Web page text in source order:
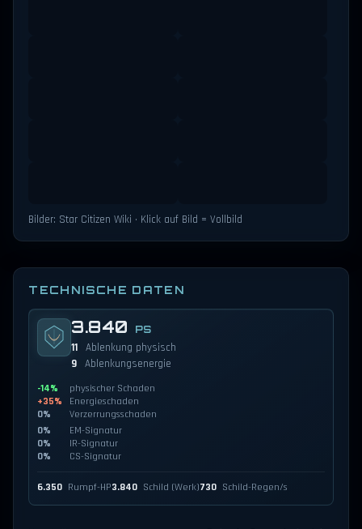
Bilder: Star Citizen Wiki · Klick auf Bild = Vollbild
TECHNISCHE DATEN
3.840 PS
11 Ablenkung physisch
9 Ablenkungsenergie
-14%
physischer Schaden
+35%
Energieschaden
0%
Verzerrungsschaden
0%
EM-Signatur
0%
IR-Signatur
0%
CS-Signatur
6.350 Rumpf-HP3.840 Schild (Werk)730 Schild-Regen/s